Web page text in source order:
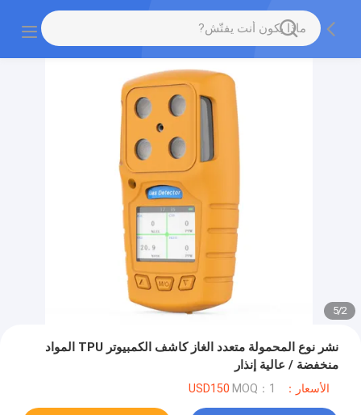
2
/
5
نشر نوع المحمولة متعدد الغاز كاشف الكمبيوتر TPU المواد
منخفضة / عالية إنذار
الأسعار：USD150 MOQ：1